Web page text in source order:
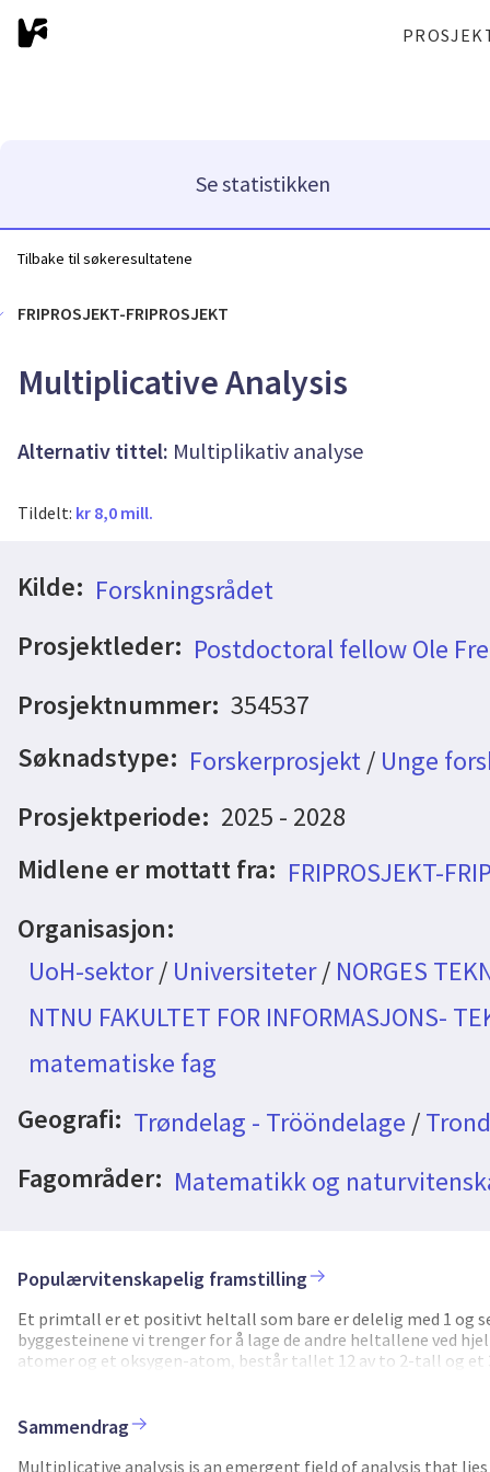
Se statistikken
Tilbake til søkeresultatene
FRIPROSJEKT-FRIPROSJEKT
Multiplicative Analysis
Alternativ tittel: Multiplikativ analyse
Tildelt: kr 8,0 mill.
Kilde: Forskningsrådet
Prosjektleder: Postdoctoral fellow Ole
Prosjektnummer: 354537
Søknadstype: Forskerprosjekt/ Unge
Prosjektperiode: 2025 - 2028
Midlene er mottatt fra: FRIPROSJEKT-
Organisasjon:
UoH-sektor/ Universiteter/ NORGES
NTNU FAKULTET FOR INFORMASJONS-
matematiske fag
Geografi: Trøndelag - Trööndelage /
Fagområder: Matematikk og
Populærvitenskapelig framstilling
Et primtall er et positivt heltall som bare er delelig med 1 og
byggesteinene vi trenger for å lage de andre heltallene ved
atomer og et oksygen-atom, består tallet 12 av to 2-tall og et
to forskjellige perspektiver. I det første perspektivet
av størrelsen på primtallet. Til forskjell fra de klassiske
primtallsfrekvensene funksjoner som er nesten periodiske.
Sammendrag
Multiplicative analysis is an emergent field of analysis that